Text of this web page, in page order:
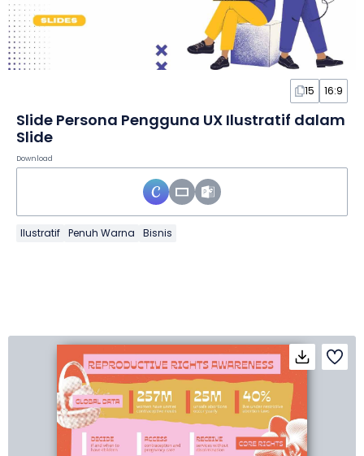
15 16:9
Slide Persona Pengguna UX Ilustratif dalam
Slide
Download
Ilustratif Penuh Warna Bisnis